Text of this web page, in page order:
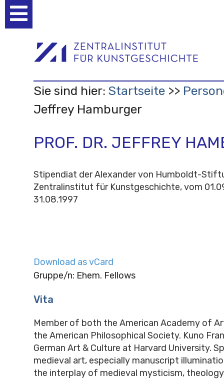
Werkzeuge
Sie sind hier: Startseite
Jeffrey Hamburger
PROF. DR. JEFFREY
Stipendiat der Alexander von Humboldt-
Zentralinstitut für Kunstgeschichte, vom
31.08.1997
Download as vCard
Gruppe/n: Ehem. Fellows
Vita
Member of both the American Academy of
the American Philosophical Society. Kuno
German Art & Culture at Harvard University.
medieval art, especially manuscript
the interplay of medieval mysticism,